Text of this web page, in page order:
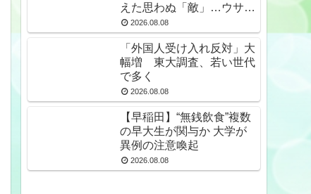
えた思わぬ「敵」…ウサギ
襲い口でくわえる姿も 大
久野島
2026.08.08
「外国人受け入れ反対」大
幅増 東大調査、若い世代
で多く
2026.08.08
【早稲田】“無銭飲食”複数
の早大生が関与か 大学が
異例の注意喚起
2026.08.08